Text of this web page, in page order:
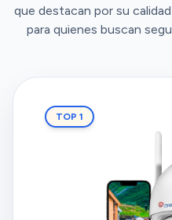
que destacan por su
para quienes buscan
TOP 1